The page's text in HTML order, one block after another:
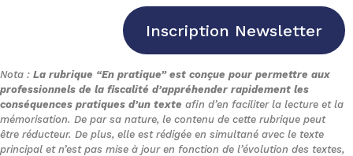
Inscription Newsletter
Nota : La rubrique “En pratique” est conçue pour permettre aux
professionnels de la fiscalité d’appréhender rapidement les
conséquences pratiques d’un texte afin d’en faciliter la lecture et la
mémorisation. De par sa nature, le contenu de cette rubrique peut
être réducteur. De plus, elle est rédigée en simultané avec le texte
principal et n’est pas mise à jour en fonction de l’évolution des textes,